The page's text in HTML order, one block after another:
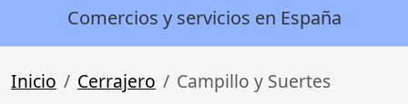
Comercios y servicios en España
Inicio Cerrajero Campillo y Suertes